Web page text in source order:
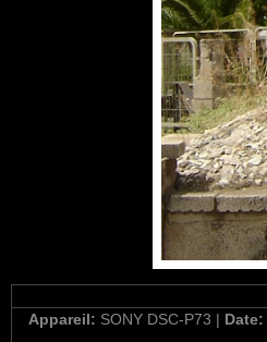
Appareil: SONY DSC-P73 | Date: